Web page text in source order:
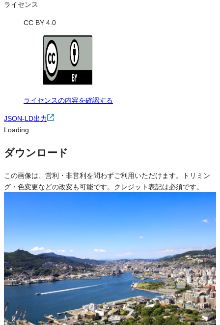
ライセンス
CC BY 4.0
ライセンスの内容を確認する
JSON-LD出力
Loading...
ダウンロード
この画像は、営利・非営利を問わずご利用いただけます。トリミン
グ・色変更などの改変も可能です。クレジット表記は必須です。
可
改変
可
クレジット表記
クレジット表記例